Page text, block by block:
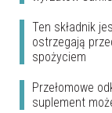
Ten składnik
ostrzegają
spożyciem
Przełomowe
suplement